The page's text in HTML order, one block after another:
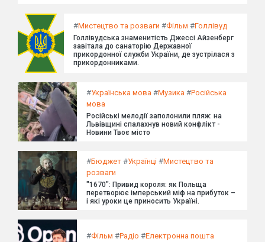
#Мистецтво та розваги #Фільм #Голлівуд
Голлівудська знаменитість Джессі Айзенберг
завітала до санаторію Державної
прикордонної служби України, де зустрілася з
прикордонниками.
#Українська мова #Музика #Російська
мова
Російські мелодії заполонили пляж: на
Львівщині спалахнув новий конфлікт -
Новини Твоє місто
#Бюджет #Українці #Мистецтво та
розваги
"1670": Привид короля: як Польща
перетворює імперський міф на прибуток –
і які уроки це приносить Україні.
#Фільм #Радіо #Електронна пошта